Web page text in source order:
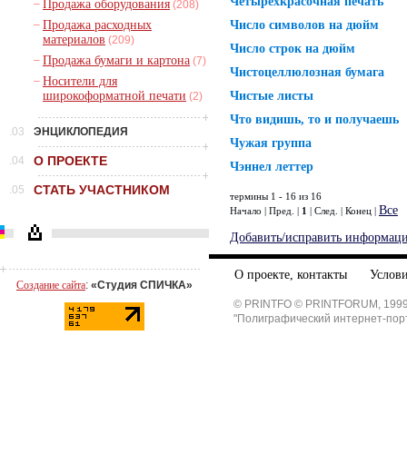
– Продажа оборудования (208)
– Продажа расходных
материалов (209)
– Продажа бумаги и картона (7)
– Носители для
широкоформатной печати (2)
.03 ЭНЦИКЛОПЕДИЯ
.04 О ПРОЕКТЕ
.05 СТАТЬ УЧАСТНИКОМ
Создание сайта: «Студия СПИЧКА»
Число символов на дюйм
Число строк на дюйм
Чистоцеллюлозная бумага
Чистые листы
Что видишь, то и получаешь
Чужая группа
Чэннел леттер
термины 1 - 16 из 16
Начало | Пред. | 1 | След. | Конец | Все
Добавить/исправить
О проекте, контакты
© PRINTFO © PRINTFORUM,
"Полиграфический интернет-